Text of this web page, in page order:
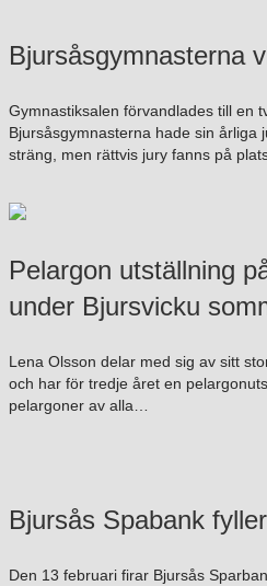
Bjursåsgymnasterna
Gymnastiksalen förvandlades till en
Bjursåsgymnasterna hade sin årliga
sträng, men rättvis jury fanns på
Pelargon utställning
under Bjursvicku
Lena Olsson delar med sig av sitt
och har för tredje året en
pelargoner av alla…
Bjursås Spabank
Den 13 februari firar Bjursås